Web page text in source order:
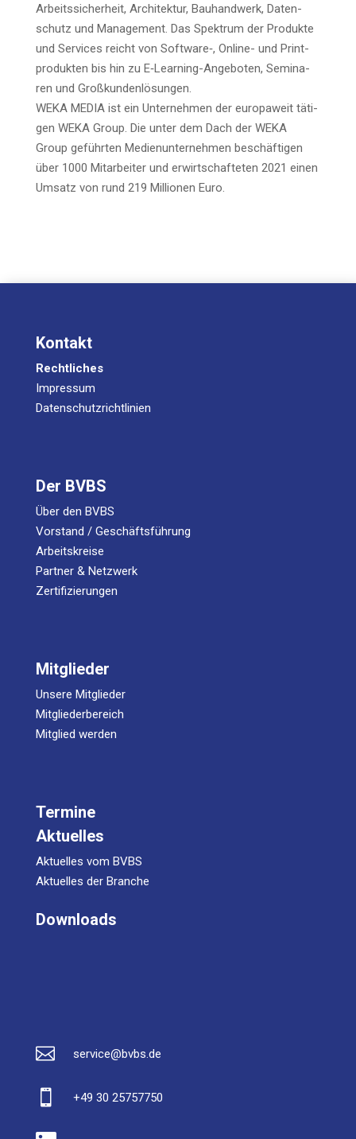
Arbeits­si­cher­heit, Archi­tek­tur, Bau­hand­werk, Daten­
schutz und Manage­ment. Das Spek­trum der Pro­duk­te
und Ser­vices reicht von Software‑, Online- und Print­
pro­duk­ten bis hin zu E‑Lear­ning-Ange­bo­ten, Semi­na­
ren und Großkundenlösungen.
WEKA MEDIA ist ein Unter­neh­men der euro­pa­weit täti­
gen WEKA Group. Die unter dem Dach der WEKA
Group geführ­ten Medi­en­un­ter­neh­men beschäf­ti­gen
über 1000 Mit­ar­bei­ter und erwirt­schaf­te­ten 2021 einen
Umsatz von rund 219 Mil­lio­nen Euro.
Kontakt
Rechtliches
Impressum
Datenschutzrichtlinien
Der BVBS
Über den BVBS
Vorstand / Geschäftsführung
Arbeitskreise
Partner & Netzwerk
Zertifizierungen
Mitglieder
Unsere Mitglieder
Mitgliederbereich
Mitglied werden
Termine
Aktuelles
Aktuelles vom BVBS
Aktuelles der Branche
Downloads
 service@bvbs.de
 +49 30 25757750